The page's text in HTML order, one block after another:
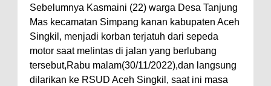
Sebelumnya Kasmaini (22) warga Desa Tanjung
Mas kecamatan Simpang kanan kabupaten Aceh
Singkil, menjadi korban terjatuh dari sepeda
motor saat melintas di jalan yang berlubang
tersebut,Rabu malam(30/11/2022),dan langsung
dilarikan ke RSUD Aceh Singkil, saat ini masa